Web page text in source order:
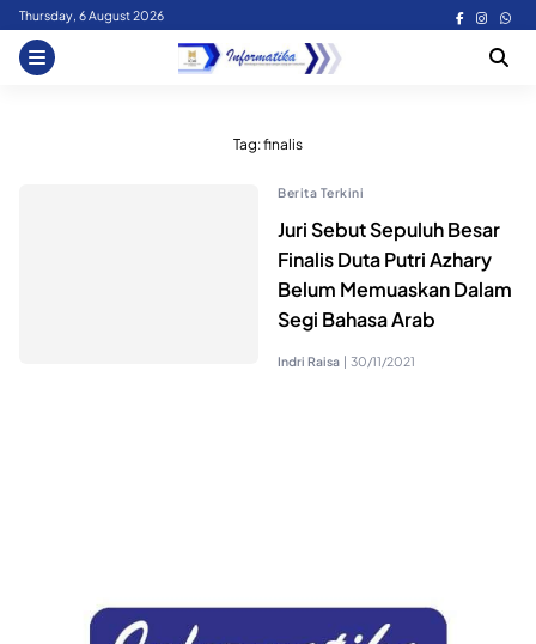
Skip
content
Thursday, 6 August 2026
Tag:finalis
Berita Terkini
Juri Sebut Sepuluh Besar
Finalis Duta Putri Azhary
Belum Memuaskan Dalam
Segi Bahasa Arab
Indri Raisa | 30/11/2021